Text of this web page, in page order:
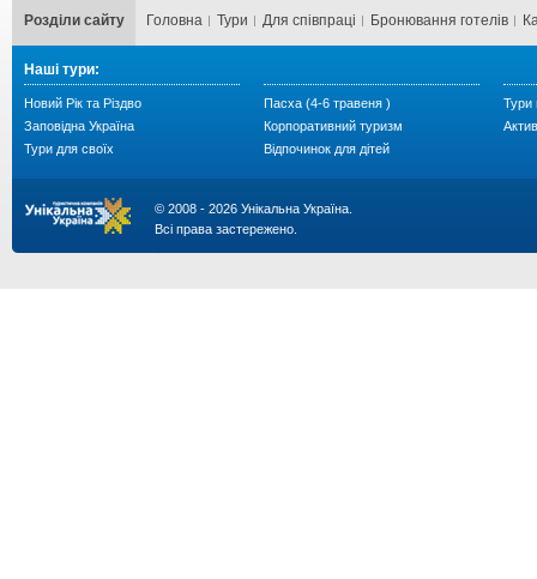
Розділи сайту Головна Тури Для cпівпраці Бронювання готелів
Наші тури:
Новий Рік та Різдво
Заповідна Україна
Тури для своїх
Пасха (4-6 травеня )
Корпоративний туризм
Відпочинок для дітей
Тури
© 2008 - 2026 Унікальна Україна.
Всі права застережено.